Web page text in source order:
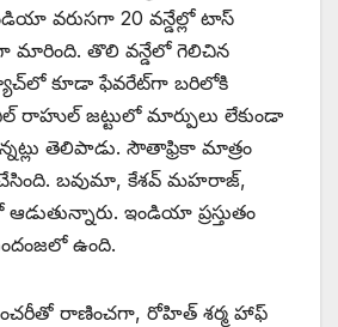
వరుసగా 20 వన్డేల్లో టాస్
మారింది. తొలి వన్డేలో గెలిచిన
కూడా ఫేవరేట్‌గా బరిలోకి
రాహుల్ జట్టులో మార్పులు లేకుండా
తెలిపాడు. సౌతాఫ్రికా మాత్రం
బవుమా, కేశవ్ మహరాజ్,
ఇండియా ప్రస్తుతం
ఉంది.
రాణించగా, రోహిత్ శర్మ హాఫ్